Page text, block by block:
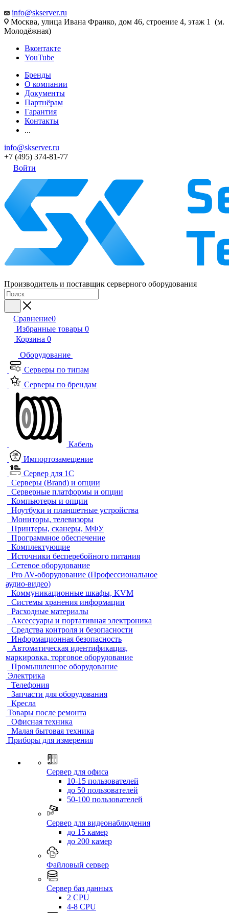
info@skserver.ru
Москва, улица Ивана Франко, дом 46, строение 4, этаж 1 (м.
Молодёжная)
Вконтакте
YouTube
Бренды
О компании
Документы
Партнёрам
Гарантия
Контакты
...
info@skserver.ru
+7 (495) 374-81-77
Войти
Производитель и поставщик серверного оборудования
Сравнение0
Избранные товары 0
Корзина 0
Оборудование
Серверы по типам
Серверы по брендам
Кабель
Импортозамещение
Сервер для 1С
Серверы (Brand) и опции
Серверные платформы и опции
Компьютеры и опции
Ноутбуки и планшетные устройства
Мониторы, телевизоры
Принтеры, сканеры, МФУ
Программное обеспечение
Комплектующие
Источники бесперебойного питания
Сетевое оборудование
Pro AV-оборудование (Профессиональное
аудио-видео)
Коммуникационные шкафы, KVM
Системы хранения информации
Расходные материалы
Аксессуары и портативная электроника
Средства контроля и безопасности
Информационная безопасность
Автоматическая идентификация,
маркировка, торговое оборудование
Промышленное оборудование
Электрика
Телефония
Запчасти для оборудования
Кресла
Товары после ремонта
Офисная техника
Малая бытовая техника
Приборы для измерения
Сервер для офиса
10-15 пользователей
до 50 пользователей
50-100 пользователей
Сервер для видеонаблюдения
до 15 камер
до 200 камер
Файловый сервер
Сервер баз данных
2 CPU
4-8 CPU